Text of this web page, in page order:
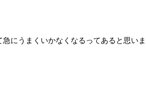
にうまくいかなくなるってあると思いま